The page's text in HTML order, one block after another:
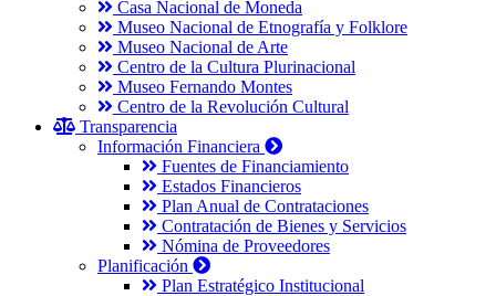
Casa Nacional de Moneda
Museo Nacional de Etnografía y Folklore
Museo Nacional de Arte
Centro de la Cultura Plurinacional
Museo Fernando Montes
Centro de la Revolución Cultural
Transparencia
Información Financiera
Fuentes de Financiamiento
Estados Financieros
Plan Anual de Contrataciones
Contratación de Bienes y Servicios
Nómina de Proveedores
Planificación
Plan Estratégico Institucional